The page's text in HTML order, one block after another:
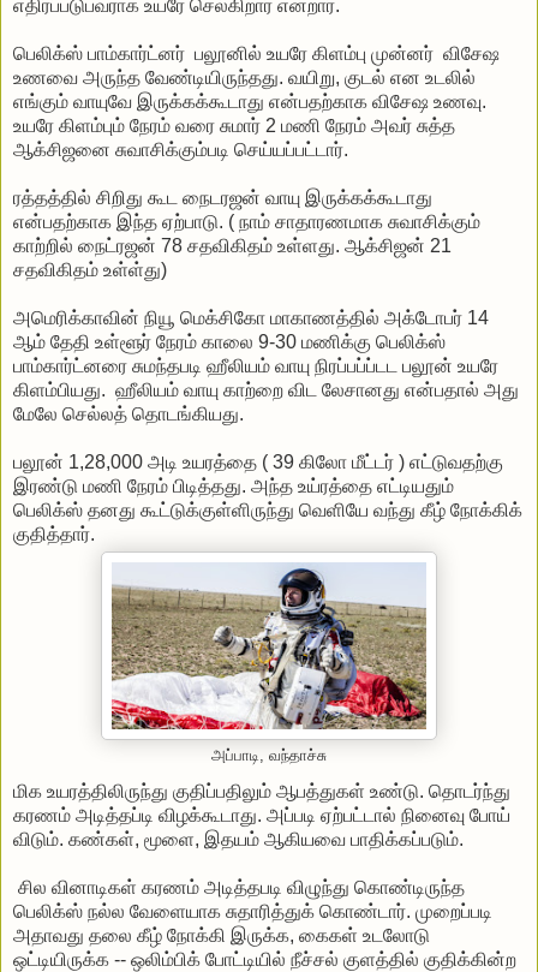
எதிர்ப்படுபவராக உயரே செல்கிறார் என்றார்.
பெலிக்ஸ் பாம்கார்ட்னர் பலூனில் உயரே கிளம்பு முன்னர் விசேஷ
உணவை அருந்த வேண்டியிருந்தது. வயிறு, குடல் என உடலில்
எங்கும் வாயுவே இருக்கக்கூடாது என்பதற்காக விசேஷ உணவு.
உயரே கிளம்பும் நேரம் வரை சுமார் 2 மணி நேரம் அவர் சுத்த
ஆக்சிஜனை சுவாசிக்கும்படி செய்யப்பட்டார்.
ரத்தத்தில் சிறிது கூட நைடரஜன் வாயு இருக்கக்கூடாது
என்பதற்காக இந்த ஏற்பாடு. ( நாம் சாதாரணமாக சுவாசிக்கும்
காற்றில் நைட்ரஜன் 78 சதவிகிதம் உள்ளது. ஆக்சிஜன் 21
சதவிகிதம் உள்ள்து)
அமெரிக்காவின் நியூ மெக்சிகோ மாகாணத்தில் அக்டோபர் 14
ஆம் தேதி உள்ளூர் நேரம் காலை 9-30 மணிக்கு பெலிக்ஸ்
பாம்கார்ட்னரை சுமந்தபடி ஹீலியம் வாயு நிரப்பப்ப்டட பலூன் உயரே
கிளம்பியது. ஹீலியம் வாயு காற்றை விட லேசானது என்பதால் அது
மேலே செல்லத் தொடங்கியது.
பலூன் 1,28,000 அடி உயரத்தை ( 39 கிலோ மீட்டர் ) எட்டுவதற்கு
இரண்டு மணி நேரம் பிடித்தது. அந்த உய்ரத்தை எட்டியதும்
பெலிக்ஸ் தனது கூட்டுக்குள்ளிருந்து வெளியே வந்து கீழ் நோக்கிக்
குதித்தார்.
அப்பாடி, வந்தாச்சு
மிக உயரத்திலிருந்து குதிப்பதிலும் ஆபத்துகள் உண்டு. தொடர்ந்து
கரணம் அடித்தப்டி விழக்கூடாது. அப்படி ஏற்பட்டால் நினைவு போய்
விடும். கண்கள், மூளை, இதயம் ஆகியவை பாதிக்கப்படும்.
சில வினாடிகள் கரணம் அடித்தபடி விழுந்து கொண்டிருந்த
பெலிக்ஸ் நல்ல வேளையாக சுதாரித்துக் கொண்டார். முறைப்படி
அதாவது தலை கீழ் நோக்கி இருக்க, கைகள் உடலோடு
ஒட்டியிருக்க -- ஒலிம்பிக் போட்டியில் நீச்சல் குளத்தில் குதிக்கின்ற